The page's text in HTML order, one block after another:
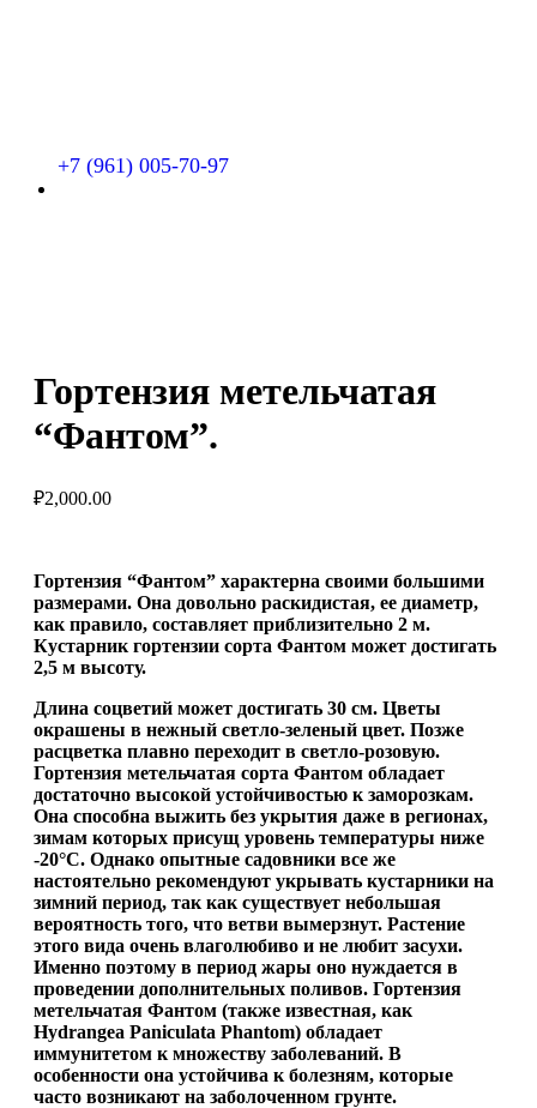
+7 (961) 005-70-97
Гортензия метельчатая
“Фантом”.
₽2,000.00
Гортензия “Фантом” характерна своими большими
размерами. Она довольно раскидистая, ее диаметр,
как правило, составляет приблизительно 2 м.
Кустарник гортензии сорта Фантом может достигать
2,5 м высоту.
Длина соцветий может достигать 30 см. Цветы
окрашены в нежный светло-зеленый цвет. Позже
расцветка плавно переходит в светло-розовую.
Гортензия метельчатая сорта Фантом обладает
достаточно высокой устойчивостью к заморозкам.
Она способна выжить без укрытия даже в регионах,
зимам которых присущ уровень температуры ниже
-20°C. Однако опытные садовники все же
настоятельно рекомендуют укрывать кустарники на
зимний период, так как существует небольшая
вероятность того, что ветви вымерзнут. Растение
этого вида очень влаголюбиво и не любит засухи.
Именно поэтому в период жары оно нуждается в
проведении дополнительных поливов. Гортензия
метельчатая Фантом (также известная, как
Hydrangea Paniculata Phantom) обладает
иммунитетом к множеству заболеваний. В
особенности она устойчива к болезням, которые
часто возникают на заболоченном грунте.